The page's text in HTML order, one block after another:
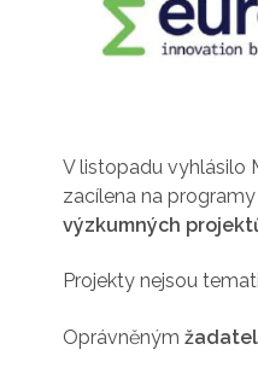
V listopadu vyhlásilo
zacílena na
výzkumných
Projekty nejsou
Oprávněným